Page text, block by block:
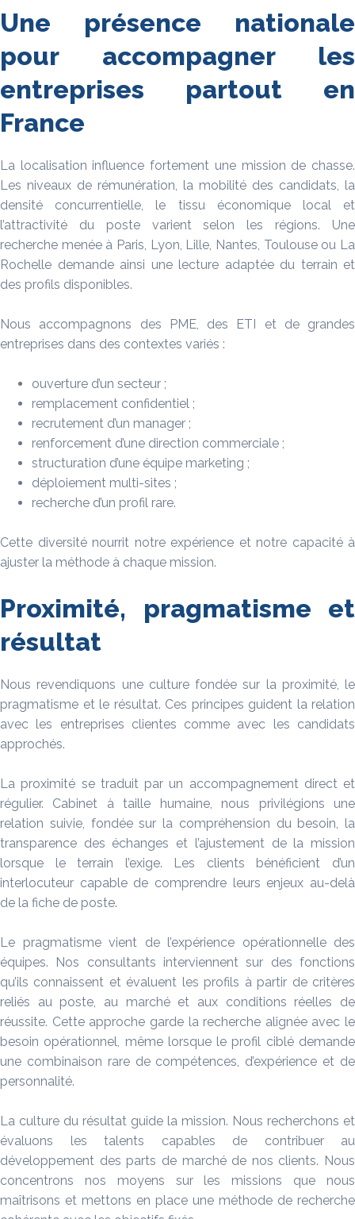
Une présence nationale
pour accompagner les
entreprises partout en
France
La localisation influence fortement une mission de chasse.
Les niveaux de rémunération, la mobilité des candidats, la
densité concurrentielle, le tissu économique local et
l’attractivité du poste varient selon les régions. Une
recherche menée à Paris, Lyon, Lille, Nantes, Toulouse ou La
Rochelle demande ainsi une lecture adaptée du terrain et
des profils disponibles.
Nous accompagnons des PME, des ETI et de grandes
entreprises dans des contextes variés :
ouverture d’un secteur ;
remplacement confidentiel ;
recrutement d’un manager ;
renforcement d’une direction commerciale ;
structuration d’une équipe marketing ;
déploiement multi-sites ;
recherche d’un profil rare.
Cette diversité nourrit notre expérience et notre capacité à
ajuster la méthode à chaque mission.
Proximité, pragmatisme et
résultat
Nous revendiquons une culture fondée sur la proximité, le
pragmatisme et le résultat. Ces principes guident la relation
avec les entreprises clientes comme avec les candidats
approchés.
La proximité se traduit par un accompagnement direct et
régulier. Cabinet à taille humaine, nous privilégions une
relation suivie, fondée sur la compréhension du besoin, la
transparence des échanges et l’ajustement de la mission
lorsque le terrain l’exige. Les clients bénéficient d’un
interlocuteur capable de comprendre leurs enjeux au-delà
de la fiche de poste.
Le pragmatisme vient de l’expérience opérationnelle des
équipes. Nos consultants interviennent sur des fonctions
qu’ils connaissent et évaluent les profils à partir de critères
reliés au poste, au marché et aux conditions réelles de
réussite. Cette approche garde la recherche alignée avec le
besoin opérationnel, même lorsque le profil ciblé demande
une combinaison rare de compétences, d’expérience et de
personnalité.
La culture du résultat guide la mission. Nous recherchons et
évaluons les talents capables de contribuer au
développement des parts de marché de nos clients. Nous
concentrons nos moyens sur les missions que nous
maîtrisons et mettons en place une méthode de recherche